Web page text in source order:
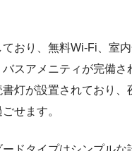
おり、無料Wi-Fi、室内
スアメニティが完備さ
灯が設置されており、
せます。